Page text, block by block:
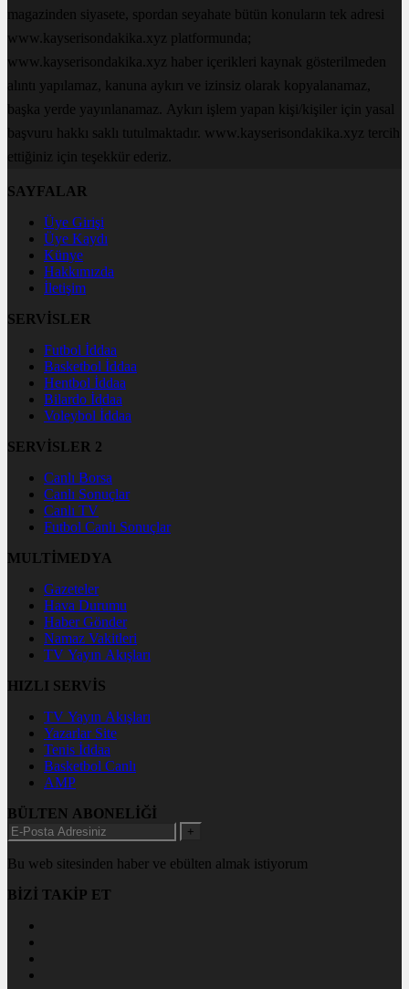
magazinden siyasete, spordan seyahate bütün konuların tek adresi
www.kayserisondakika.xyz platformunda;
www.kayserisondakika.xyz haber içerikleri kaynak gösterilmeden
alıntı yapılamaz, kanuna aykırı ve izinsiz olarak kopyalanamaz,
başka yerde yayınlanamaz. Aykırı işlem yapan kişi/kişiler için yasal
başvuru hakkı saklı tutulmaktadır. www.kayserisondakika.xyz tercih
ettiğiniz için teşekkür ederiz.
SAYFALAR
Üye Girişi
Üye Kaydı
Künye
Hakkımızda
İletişim
SERVİSLER
Futbol İddaa
Basketbol İddaa
Hentbol İddaa
Bilardo İddaa
Voleybol İddaa
SERVİSLER 2
Canlı Borsa
Canlı Sonuçlar
Canlı TV
Futbol Canlı Sonuçlar
MULTİMEDYA
Gazeteler
Hava Durumu
Haber Gönder
Namaz Vakitleri
TV Yayın Akışları
HIZLI SERVİS
TV Yayın Akışları
Yazarlar Site
Tenis İddaa
Basketbol Canlı
AMP
BÜLTEN ABONELİĞİ
+
Bu web sitesinden haber ve ebülten almak istiyorum
BİZİ TAKİP ET